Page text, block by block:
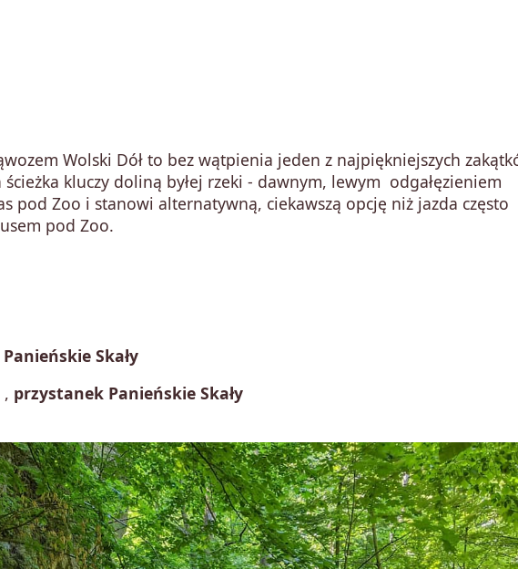
Wolski Dół to bez wątpienia jeden z najpiękniejszych
kluczy doliną byłej rzeki - dawnym, lewym odgałęzieniem
pod Zoo i stanowi alternatywną, ciekawszą opcję niż jazda często
pod Zoo.
Skały
, przystanek Panieńskie Skały